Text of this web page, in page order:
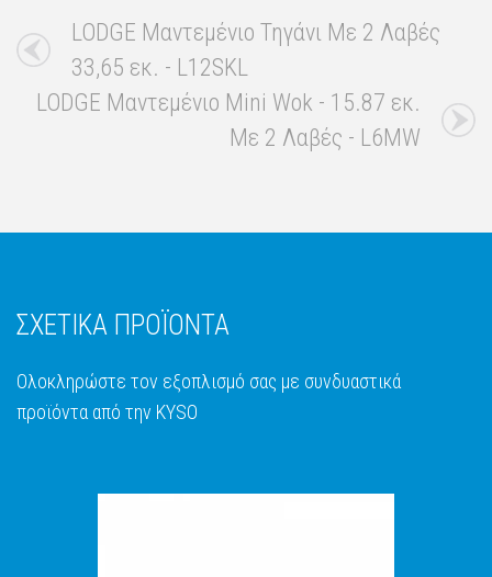
LODGE Μαντεμένιο Τηγάνι Με 2 Λαβές
33,65 εκ. - L12SKL
LODGE Μαντεμένιο Mini Wok - 15.87 εκ.
Με 2 Λαβές - L6MW
ΣΧΕΤΙΚΑ ΠΡΟΪΟΝΤΑ
Ολοκληρώστε τον εξοπλισμό σας με συνδυαστικά
προϊόντα από την KYSO